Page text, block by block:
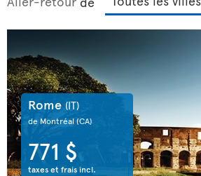
Rome (IT)
de Montréal(CA)
771 $
taxes et frais incl.